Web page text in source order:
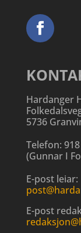
Hardanger
5736
Telefon:
(Gunnar I
E-post leiar:
E-post